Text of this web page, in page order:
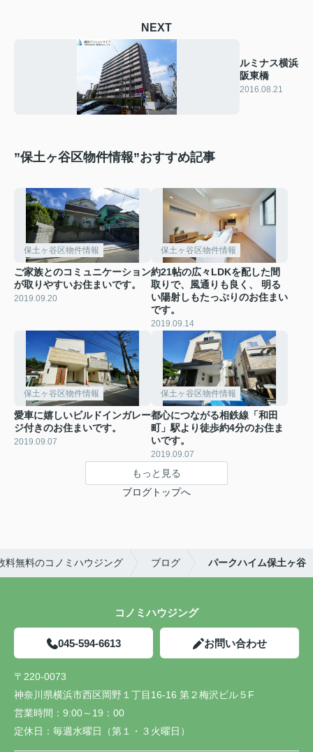
NEXT
ルミナス横浜
阪東橋
2016.08.21
”保土ヶ谷区物件情報”おすすめ記事
保土ヶ谷区物件情報
ご家族とのコミュニケーション
が取りやすいお住まいです。
2019.09.20
保土ヶ谷区物件情報
約21帖の広々LDKを配した間
取りで、風通りも良く、 明る
い陽射しもたっぷりのお住まい
です。
2019.09.14
保土ヶ谷区物件情報
愛車に嬉しいビルドインガレー
ジ付きのお住まいです。
2019.09.07
保土ヶ谷区物件情報
都心につながる相鉄線「和田
町」駅より徒歩約4分のお住ま
いです。
2019.09.07
もっと見る
ブログトップへ
料無料のコノミハウジング ブログ パークハイム保土ヶ谷
コノミハウジング
045-594-6613 お問い合わせ
〒220-0073
神奈川県横浜市西区岡野１丁目16-16 第２梅沢ビル５F
営業時間： 9:00～19：00
定休日： 毎週水曜日（第１・３火曜日）